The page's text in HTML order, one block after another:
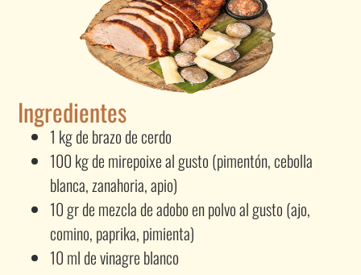
Ingredientes
1 kg de brazo de cerdo
100 kg de mirepoixe al gusto (pimentón, cebolla
blanca, zanahoria, apio)
10 gr de mezcla de adobo en polvo al gusto (ajo,
comino, paprika, pimienta)
10 ml de vinagre blanco